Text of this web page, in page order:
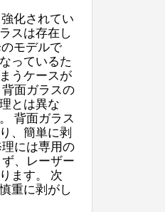
化されてい
スは存在し
モデルで
っているた
うケースが
面ガラスの
とは異な
背面ガラス
、簡単に剥
には専用の
、レーザー
ます。 次
重に剥がし